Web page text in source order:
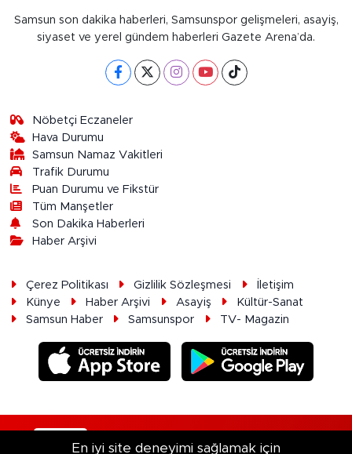
Samsun son dakika haberleri, Samsunspor gelişmeleri, asayiş,
siyaset ve yerel gündem haberleri Gazete Arena’da.
Nöbetçi Eczaneler
Hava Durumu
Samsun Namaz Vakitleri
Trafik Durumu
Puan Durumu ve Fikstür
Tüm Manşetler
Son Dakika Haberleri
Haber Arşivi
Çerez Politikası Gizlilik Sözleşmesi
İletişim
Künye
Haber Arşivi Asayiş
Kültür-Sanat
Samsun Haber
Samsunspor TV- Magazin
En iyi site deneyimi sağlamak için